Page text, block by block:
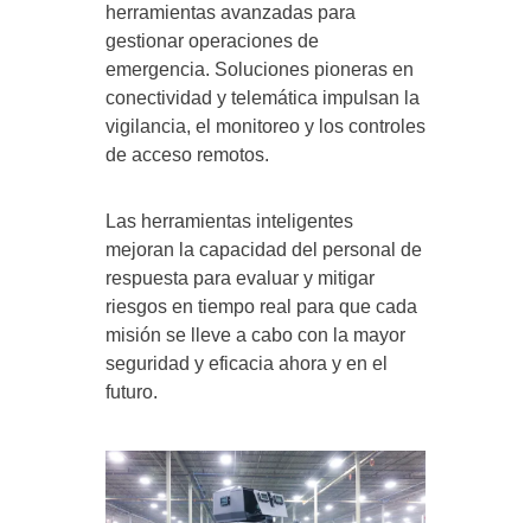
herramientas avanzadas para
gestionar operaciones de
emergencia. Soluciones pioneras en
conectividad y telemática impulsan la
vigilancia, el monitoreo y los controles
de acceso remotos.
Las herramientas inteligentes
mejoran la capacidad del personal de
respuesta para evaluar y mitigar
riesgos en tiempo real para que cada
misión se lleve a cabo con la mayor
seguridad y eficacia ahora y en el
futuro.